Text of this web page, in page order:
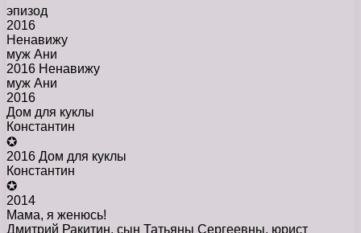
эпизод
2016
Ненавижу
муж Ани
2016 Ненавижу
муж Ани
2016
Дом для куклы
Константин
✪
2016 Дом для куклы
Константин
✪
2014
Мама, я женюсь!
Дмитрий Ракитин, сын Татьяны Сергеевны, юрист